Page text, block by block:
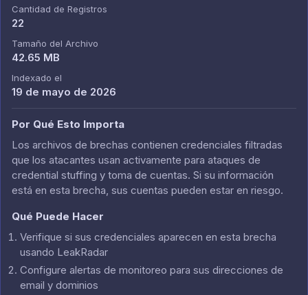
Cantidad de Registros
22
Tamaño del Archivo
42.65 MB
Indexado el
19 de mayo de 2026
Por Qué Esto Importa
Los archivos de brechas contienen credenciales filtradas
que los atacantes usan activamente para ataques de
credential stuffing y toma de cuentas. Si su información
está en esta brecha, sus cuentas pueden estar en riesgo.
Qué Puede Hacer
Verifique si sus credenciales aparecen en esta brecha
usando LeakRadar
Configure alertas de monitoreo para sus direcciones de
email y dominios